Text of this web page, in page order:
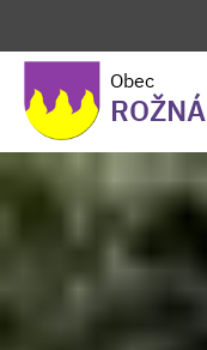
Obec
ROŽNÁ